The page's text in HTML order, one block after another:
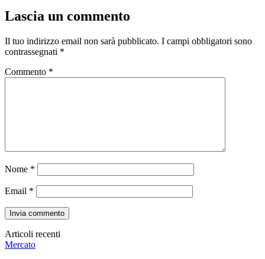
Lascia un commento
Il tuo indirizzo email non sarà pubblicato. I campi obbligatori sono
contrassegnati *
Commento *
Nome *
Email *
Articoli recenti
Mercato